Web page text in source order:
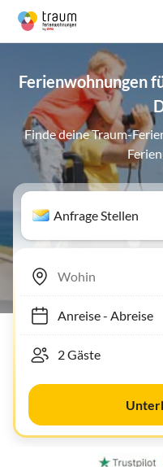
Ferienwohnungen
Finde deine Traum-
Anfrage Stellen
Anreise- Abreise